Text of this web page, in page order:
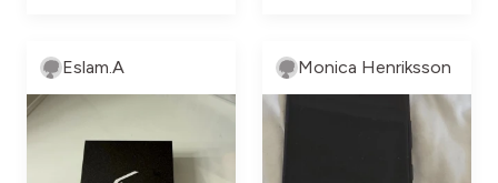
Eslam.A Monica Henriksson